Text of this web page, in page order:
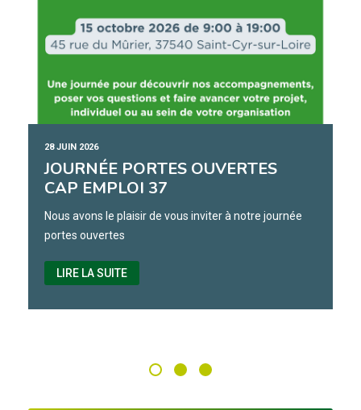
28 JUIN 2026
JOURNÉE PORTES OUVERTES
CAP EMPLOI 37
Nous avons le plaisir de vous inviter à notre journée
portes ouvertes
LIRE LA SUITE